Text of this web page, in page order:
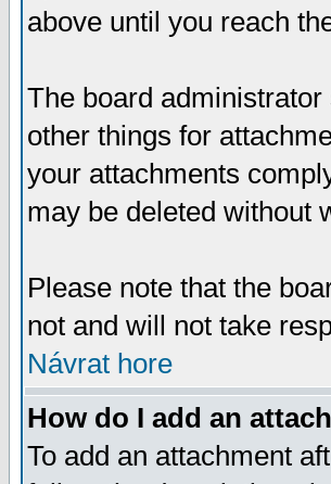
above until you reach
The board
other things for
your attachments
may be deleted without
Please note that the
not and will not take
Návrat hore
How do I add an
To add an attachment